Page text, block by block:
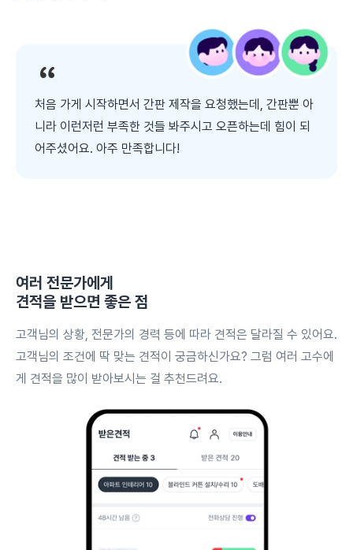
처음 가게 시작하면서 간판 제작을 요청했는데, 간판뿐 아
니라 이런저런 부족한 것들 봐주시고 오픈하는데 힘이 되
어주셨어요. 아주 만족합니다!
여러 전문가에게
견적을 받으면 좋은 점
고객님의 상황, 전문가의 경력 등에 따라 견적은 달라질 수 있어요.
고객님의 조건에 딱 맞는 견적이 궁금하신가요? 그럼 여러 고수에
게 견적을 많이 받아보시는 걸 추천드려요.